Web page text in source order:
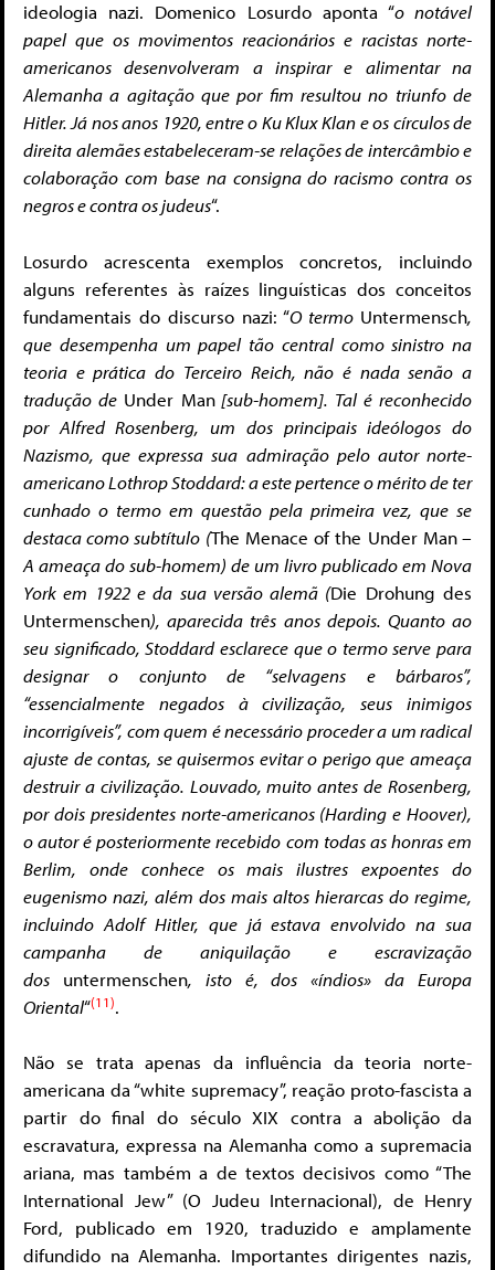
ideologia nazi. Domenico Losurdo aponta “o notável
papel que os movimentos reacionários e racistas norte-
americanos desenvolveram a inspirar e alimentar na
Alemanha a agitação que por fim resultou no triunfo de
Hitler. Já nos anos 1920, entre o Ku Klux Klan e os círculos de
direita alemães estabeleceram-se relações de intercâmbio e
colaboração com base na consigna do racismo contra os
negros e contra os judeus“.
Losurdo acrescenta exemplos concretos, incluindo
alguns referentes às raízes linguísticas dos conceitos
fundamentais do discurso nazi: “O termo Untermensch,
que desempenha um papel tão central como sinistro na
teoria e prática do Terceiro Reich, não é nada senão a
tradução de Under Man[sub-homem]. Tal é reconhecido
por Alfred Rosenberg, um dos principais ideólogos do
Nazismo, que expressa sua admiração pelo autor norte-
americano Lothrop Stoddard: a este pertence o mérito de ter
cunhado o termo em questão pela primeira vez, que se
destaca como subtítulo (The Menace of the Under Man–
A ameaça do sub-homem) de um livro publicado em Nova
York em 1922 e da sua versão alemã (Die Drohung des
Untermenschen), aparecida três anos depois. Quanto ao
seu significado, Stoddard esclarece que o termo serve para
designar o conjunto de “selvagens e bárbaros”,
“essencialmente negados à civilização, seus inimigos
incorrigíveis”, com quem é necessário proceder a um radical
ajuste de contas, se quisermos evitar o perigo que ameaça
destruir a civilização. Louvado, muito antes de Rosenberg,
por dois presidentes norte-americanos (Harding e Hoover),
o autor é posteriormente recebido com todas as honras em
Berlim, onde conhece os mais ilustres expoentes do
eugenismo nazi, além dos mais altos hierarcas do regime,
incluindo Adolf Hitler, que já estava envolvido na sua
campanha de aniquilação e escravização
dos untermenschen, isto é, dos «índios» da Europa
Oriental“(11).
Não se trata apenas da influência da teoria norte-
americana da “white supremacy”, reação proto-fascista a
partir do final do século XIX contra a abolição da
escravatura, expressa na Alemanha como a supremacia
ariana, mas também a de textos decisivos como “The
International Jew” (O Judeu Internacional), de Henry
Ford, publicado em 1920, traduzido e amplamente
difundido na Alemanha. Importantes dirigentes nazis,